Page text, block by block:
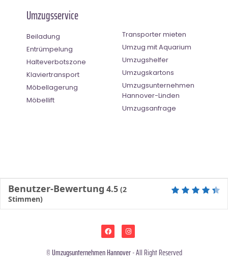
Umzugsservice
Beiladung
Entrümpelung
Halteverbotszone
Klaviertransport
Möbellagerung
Möbellift
Transporter mieten
Umzug mit Aquarium
Umzugshelfer
Umzugskartons
Umzugsunternehmen
Hannover-Linden
Umzugsanfrage
Benutzer-Bewertung 4.5 (2
Stimmen)
©Umzugsunternehmen Hannover- All Right Reserved